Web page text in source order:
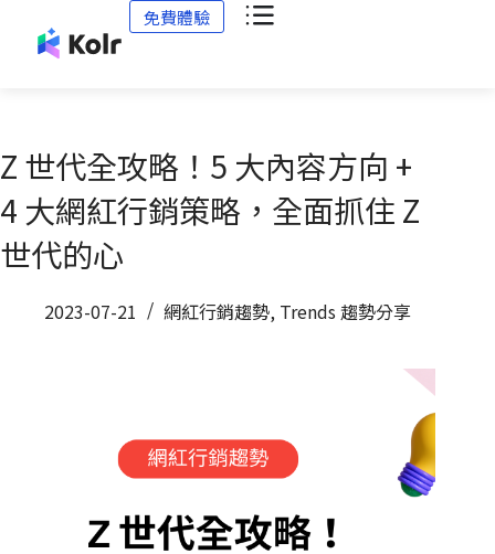
免費體驗
Z 世代全攻略！5 大內容方向 +
4 大網紅行銷策略，全面抓住 Z
世代的心
2023-07-21 網紅行銷趨勢, Trends 趨勢分享